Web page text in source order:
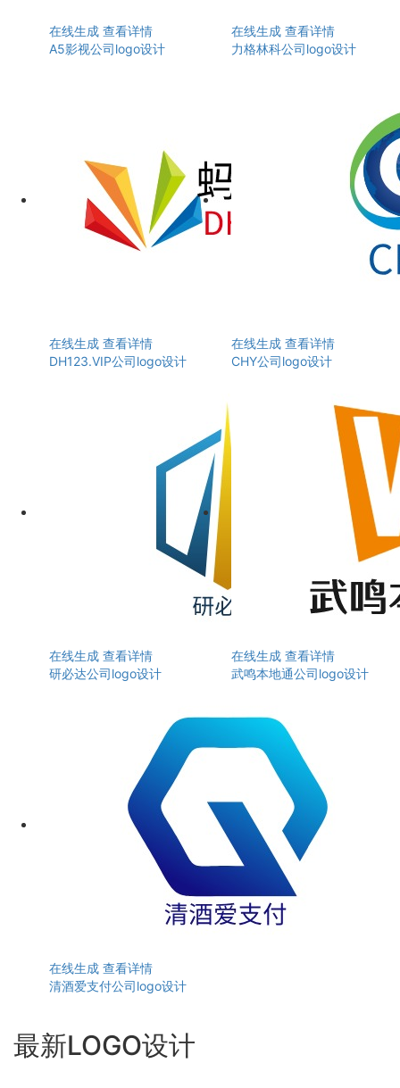
在线生成 查看详情
A5影视公司logo设计
在线生成 查看详情
力格林科公司logo设计
在线生成 查看详情
DH123.VIP公司logo设计
在线生成 查看详情
CHY公司logo设计
在线生成 查看详情
研必达公司logo设计
在线生成 查看详情
武鸣本地通公司logo设计
在线生成 查看详情
清酒爱支付公司logo设计
最新LOGO设计